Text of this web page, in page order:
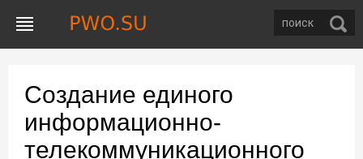
Создание единого
информационно-
телекоммуникационного